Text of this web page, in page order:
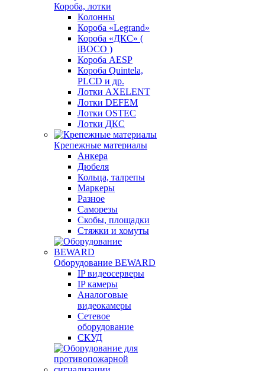
Короба, лотки
Колонны
Короба «Legrand»
Короба «ДКС» (
iBOCO )
Короба AESP
Короба Quintela,
PLCD и др.
Лотки AXELENT
Лотки DEFEM
Лотки OSTEC
Лотки ДКС
Крепежные материалы
Анкера
Дюбеля
Кольца, талрепы
Маркеры
Разное
Саморезы
Скобы, площадки
Стяжки и хомуты
Оборудование BEWARD
IP видеосерверы
IP камеры
Аналоговые
видеокамеры
Сетевое
оборудование
СКУД